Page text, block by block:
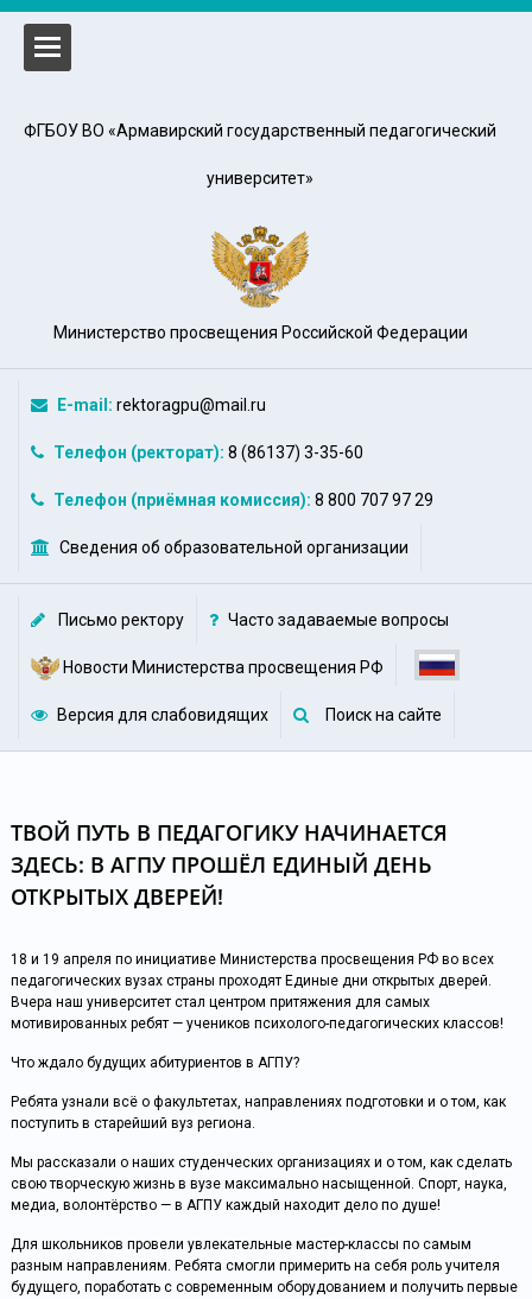
деятельность
АГПУ
ФГБОУ ВО «Армавирский государственный педагогический
университет»
Министерство просвещения Российской Федерации
E-mail: rektoragpu@mail.ru
Телефон (ректорат): 8 (86137) 3-35-60
Телефон (приёмная комиссия): 8 800 707 97 29
Сведения об образовательной организации
Письмо ректору Часто задаваемые вопросы
Новости Министерства просвещения РФ
Версия для слабовидящих Поиск на сайте
ТВОЙ ПУТЬ В ПЕДАГОГИКУ НАЧИНАЕТСЯ
ЗДЕСЬ: В АГПУ ПРОШЁЛ ЕДИНЫЙ ДЕНЬ
ОТКРЫТЫХ ДВЕРЕЙ!
18 и 19 апреля по инициативе Министерства просвещения РФ во всех
педагогических вузах страны проходят Единые дни открытых дверей.
Вчера наш университет стал центром притяжения для самых
мотивированных ребят — учеников психолого-педагогических классов!
Что ждало будущих абитуриентов в АГПУ?
Ребята узнали всё о факультетах, направлениях подготовки и о том, как
поступить в старейший вуз региона.
Мы рассказали о наших студенческих организациях и о том, как сделать
свою творческую жизнь в вузе максимально насыщенной. Спорт, наука,
медиа, волонтёрство — в АГПУ каждый находит дело по душе!
Для школьников провели увлекательные мастер-классы по самым
разным направлениям. Ребята смогли примерить на себя роль учителя
будущего, поработать с современным оборудованием и получить первые